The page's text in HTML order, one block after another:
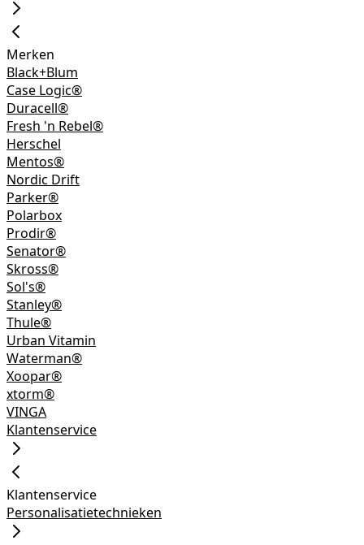
Merken
Black+Blum
Case Logic®
Duracell®
Fresh 'n Rebel®
Herschel
Mentos®
Nordic Drift
Parker®
Polarbox
Prodir®
Senator®
Skross®
Sol's®
Stanley®
Thule®
Urban Vitamin
Waterman®
Xoopar®
xtorm®
VINGA
Klantenservice
Klantenservice
Personalisatietechnieken